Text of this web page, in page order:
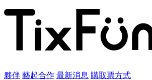
夥伴 藝起合作 最新消息 購取票方式